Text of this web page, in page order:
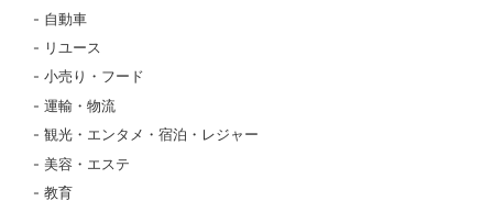
自動車
リユース
小売り・フード
運輸・物流
観光・エンタメ・宿泊・レジャー
美容・エステ
教育